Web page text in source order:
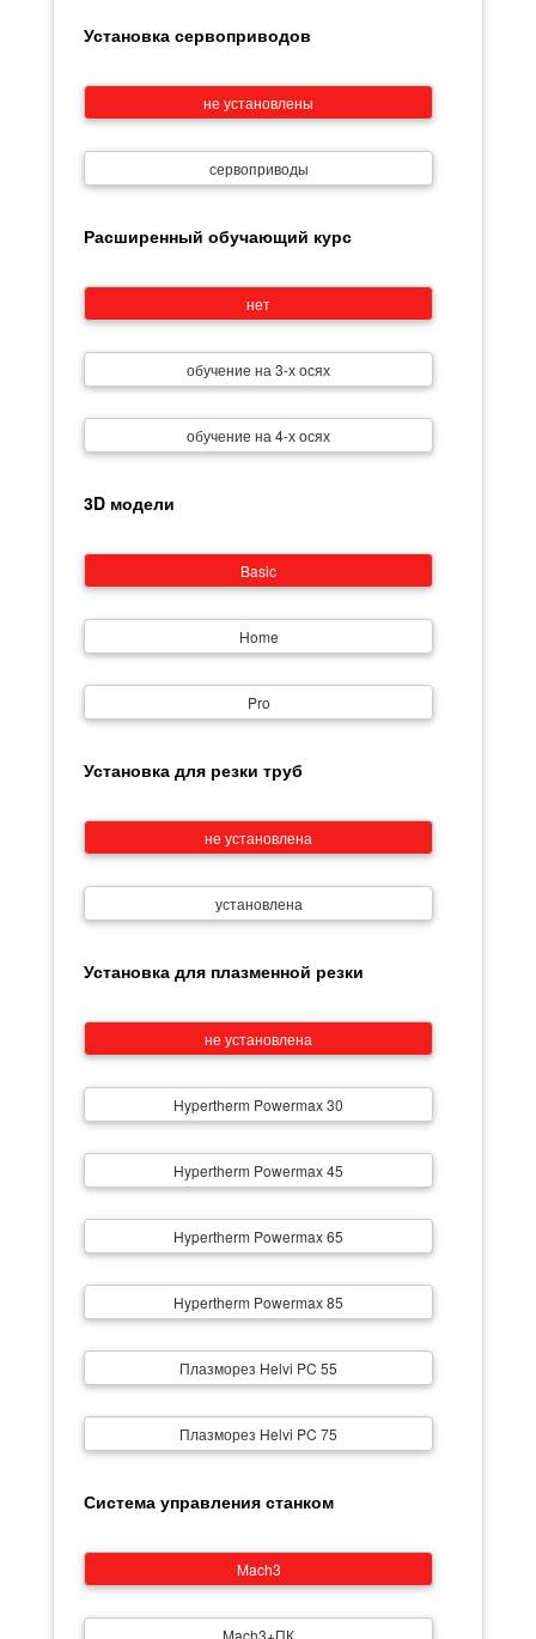
Установка сервоприводов
не установлены
сервоприводы
Расширенный обучающий курс
нет
обучение на 3-х осях
обучение на 4-х осях
3D модели
Basic
Home
Pro
Установка для резки труб
не установлена
установлена
Установка для плазменной резки
не установлена
Hypertherm Powermax 30
Hypertherm Powermax 45
Hypertherm Powermax 65
Hypertherm Powermax 85
Плазморез Helvi PC 55
Плазморез Helvi PC 75
Система управления станком
Mach3